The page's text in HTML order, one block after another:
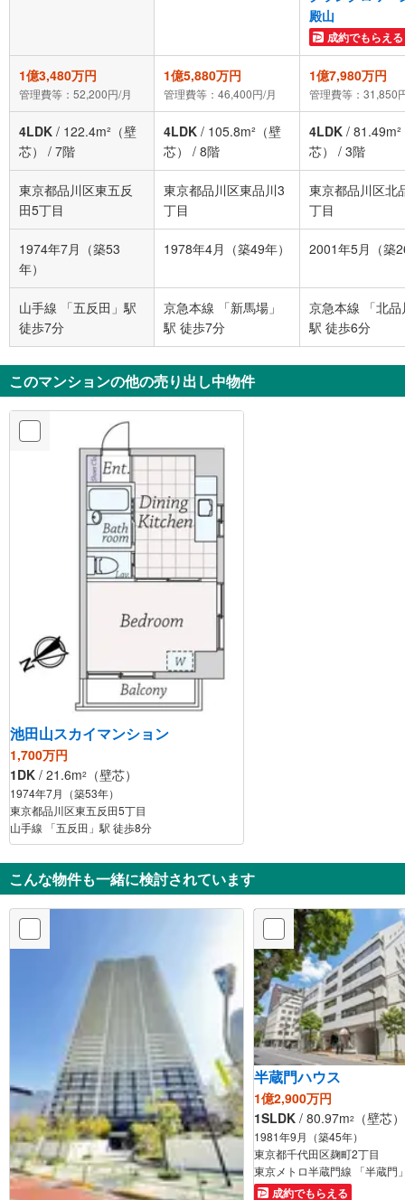
殿山
成約でもらえる
1億3,480万円
管理費等：52,200円/月
1億5,880万円
管理費等：46,400円/月
1億7,980万円
管理費等：31,850
4LDK / 122.4m²（壁
芯）
/ 7階
4LDK / 105.8m²（壁
芯）
/ 8階
4LDK /
芯）
/ 3階
東京都品川区東五反
田5丁目
東京都品川区東品川3
丁目
東京都品川区北
丁目
1974年7月（築53
年）
1978年4月（築49年） 2001年5月（築
山手線 「五反田」駅
徒歩7分
京急本線 「新馬場」
駅 徒歩7分
京急本線 「北品
駅 徒歩6分
このマンションの他の売り出し中物件
池田山スカイマンション
1,700万円
1DK / 21.6m2 （壁芯）
1974年7月（築53年）
東京都品川区東五反田5丁目
山手線 「五反田」駅 徒歩8分
こんな物件も一緒に検討されています
半蔵門ハウス
1億2,900万円
1SLDK / 80.97m2 （壁芯）
1981年9月（築45年）
東京都千代田区麹町2丁目
東京メトロ半蔵門線 「半蔵門
成約でもらえる